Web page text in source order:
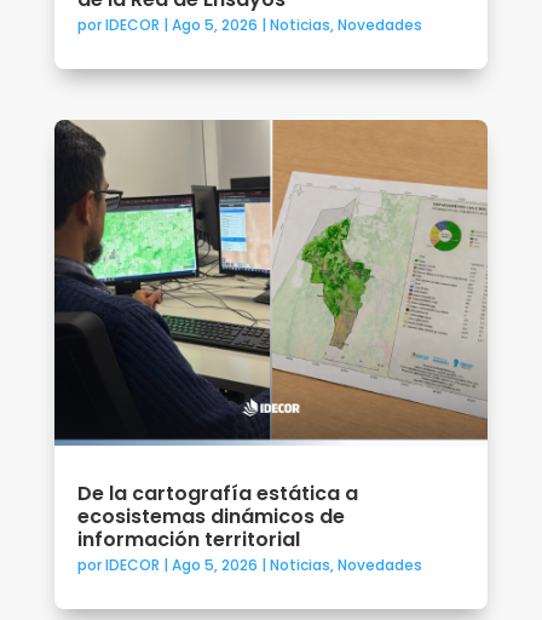
porIDECOR | Ago 5, 2026 | Noticias,Novedades
De la cartografía estática a
ecosistemas dinámicos de
información territorial
porIDECOR | Ago 5, 2026 | Noticias,Novedades